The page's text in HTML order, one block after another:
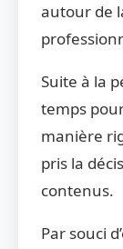
autour de
Suite à la
temps
manière
pris la
contenus.
Par souci